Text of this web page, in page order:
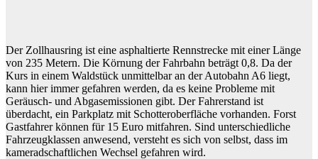
Der Zollhausring ist eine asphaltierte Rennstrecke mit einer Länge
von 235 Metern. Die Körnung der Fahrbahn beträgt 0,8. Da der
Kurs in einem Waldstück unmittelbar an der Autobahn A6 liegt,
kann hier immer gefahren werden, da es keine Probleme mit
Geräusch- und Abgasemissionen gibt. Der Fahrerstand ist
überdacht, ein Parkplatz mit Schotteroberfläche vorhanden. Forst
Gastfahrer können für 15 Euro mitfahren. Sind unterschiedliche
Fahrzeugklassen anwesend, versteht es sich von selbst, dass im
kameradschaftlichen Wechsel gefahren wird.